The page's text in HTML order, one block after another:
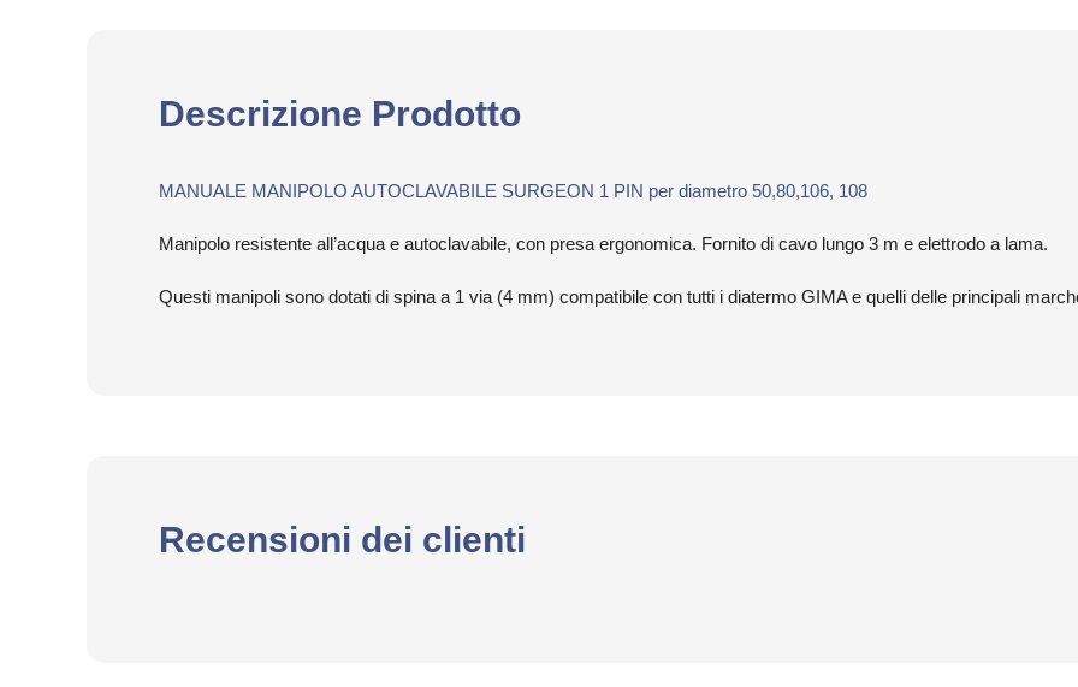
Descrizione Prodotto
MANUALE MANIPOLO AUTOCLAVABILE SURGEON 1 PIN per diametro 50,80,106, 108
Manipolo resistente all’acqua e autoclavabile, con presa ergonomica. Fornito di cavo lungo 3 m e elettrodo a lama.
Questi manipoli sono dotati di spina a 1 via (4 mm) compatibile con tutti i diatermo GIMA e quelli delle principali
Recensioni dei clienti